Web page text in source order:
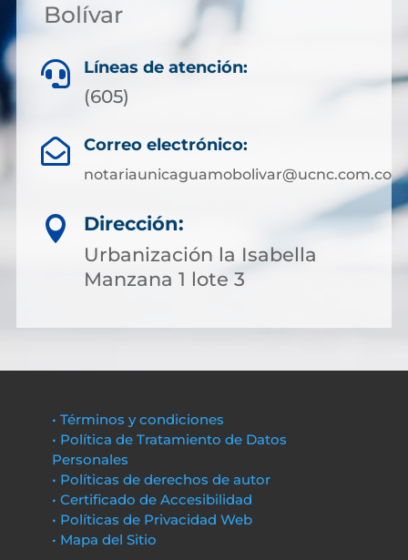
Bolívar
 Líneas de atención:
(605)
 Correo electrónico:
notariaunicaguamobolivar@ucnc.com.co

Dirección:
Urbanización la Isabella
Manzana 1 lote 3
• Términos y condiciones
• Política de Tratamiento de Datos
Personales
• Políticas de derechos de autor
• Certificado de Accesibilidad
• Políticas de Privacidad Web
• Mapa del Sitio